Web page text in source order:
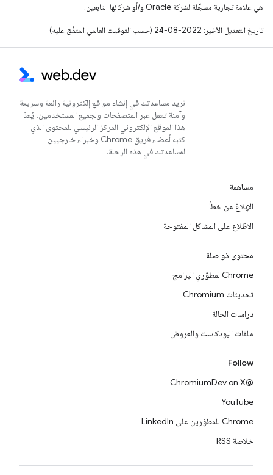
هي علامة تجارية مسجَّلة لشركة Oracle و/أو شركائها التابعين.
تاريخ التعديل الأخير: 2022-08-24 (حسب التوقيت العالمي المتفَّق عليه)
نريد مساعدتك في إنشاء مواقع إلكترونية رائعة وسريعة
وآمنة تعمل عبر المتصفحات ولجميع المستخدمين. يُعدّ
هذا الموقع الإلكتروني المركز الرئيسي للمحتوى الذي
كتبه أعضاء فريق Chrome وخبراء خارجيين
لمساعدتك في هذه الرحلة.
مساهمة
الإبلاغ عن خطأ
الاطّلاع على المشاكل المفتوحة
محتوى ذو صلة
Chrome لمطوّري البرامج
تحديثات Chromium
دراسات الحالة
ملفات البودكاست والعروض
Follow
@ChromiumDev on X
YouTube
Chrome للمطوّرين على LinkedIn
خلاصة RSS